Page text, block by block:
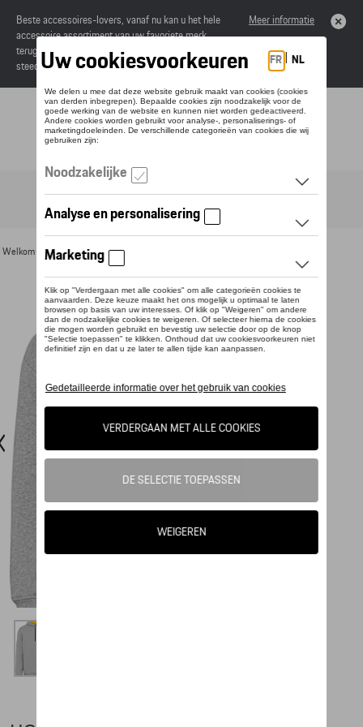
Beste accessoires-lovers, vanaf nu kan u het hele
accessoire assortiment van uw favoriete merk
terugvinden in de online catalogus. Deze kunnen
steeds besteld worden via uw dealer.
Meer informatie
Toggle navigation
Welkom >Voor u >Textiel >